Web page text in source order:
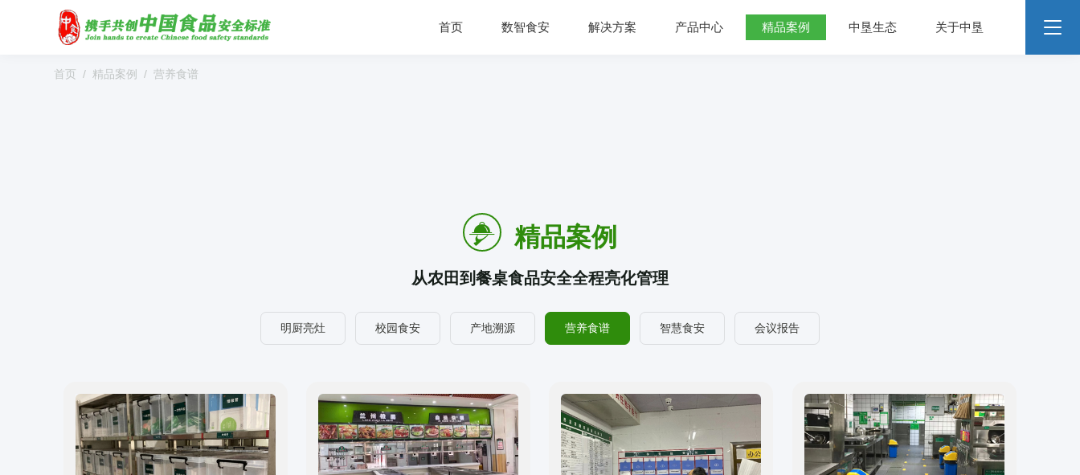
首页 数智食安 解决方案 产品中心 精品案例 中垦生态 关于中垦
首页 精品案例 营养食谱
精品案例
从农田到餐桌食品安全全程亮化管理
明厨亮灶 校园食安 产地溯源 营养食谱 智慧食安 会议报告